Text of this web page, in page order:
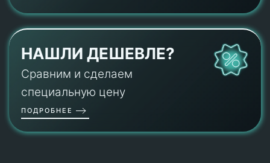
НАШЛИ ДЕШЕВЛЕ?
Сравним и сделаем
специальную цену
ПОДРОБНЕЕ